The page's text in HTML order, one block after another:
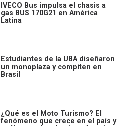
IVECO Bus impulsa el chasis a
gas BUS 170G21 en América
Latina
Estudiantes de la UBA diseñaron
un monoplaza y compiten en
Brasil
¿Qué es el Moto Turismo? El
fenómeno que crece en el país y